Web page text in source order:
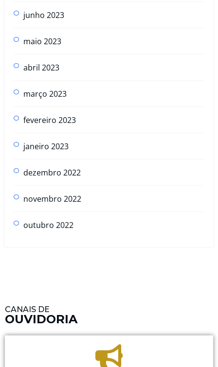
junho 2023
maio 2023
abril 2023
março 2023
fevereiro 2023
janeiro 2023
dezembro 2022
novembro 2022
outubro 2022
CANAIS DE
OUVIDORIA